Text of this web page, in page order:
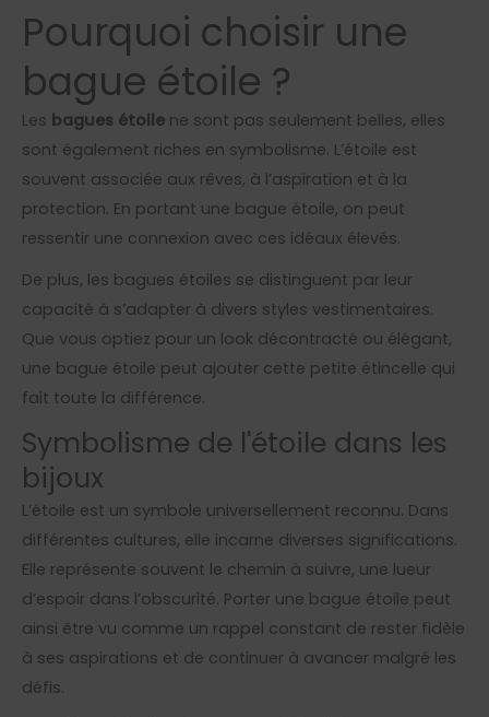
page
produit
Pourquoi choisir une
bague étoile ?
Les bagues étoile ne sont pas seulement belles, elles
sont également riches en symbolisme. L’étoile est
souvent associée aux rêves, à l’aspiration et à la
protection. En portant une bague étoile, on peut
ressentir une connexion avec ces idéaux élevés.
De plus, les bagues étoiles se distinguent par leur
capacité à s’adapter à divers styles vestimentaires.
Que vous optiez pour un look décontracté ou élégant,
une bague étoile peut ajouter cette petite étincelle qui
fait toute la différence.
Symbolisme de l'étoile dans les
bijoux
L’étoile est un symbole universellement reconnu. Dans
différentes cultures, elle incarne diverses significations.
Elle représente souvent le chemin à suivre, une lueur
d’espoir dans l’obscurité. Porter une bague étoile peut
ainsi être vu comme un rappel constant de rester fidèle
à ses aspirations et de continuer à avancer malgré les
défis.